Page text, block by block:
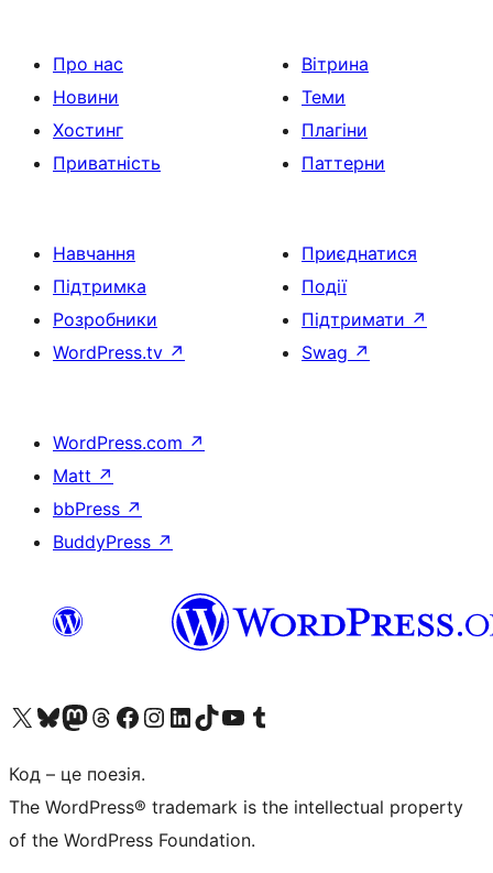
Про нас
Новини
Хостинг
Приватність
Вітрина
Теми
Плагіни
Паттерни
Навчання
Підтримка
Розробники
WordPress.tv ↗
Приєднатися
Події
Підтримати ↗
Swag ↗
WordPress.com ↗
Matt ↗
bbPress ↗
BuddyPress ↗
Visit our X (formerly Twitter) account
Visit our Bluesky account
Завітайте до нашої стрічки в Mastodon
Visit our Threads account
Завітайте на нашу сторінку в Facebook
Visit our Instagram account
Visit our LinkedIn account
Visit our TikTok account
Visit our YouTube channel
Visit our Tumblr account
Код – це поезія.
The WordPress® trademark is the intellectual property
of the WordPress Foundation.